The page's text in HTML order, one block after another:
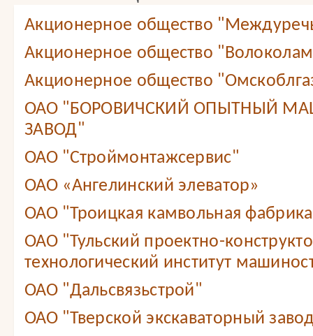
Акционерное общество
Акционерное общество
Акционерное общество
ОАО "БОРОВИЧСКИЙ ОПЫТНЫЙ
ЗАВОД"
ОАО "Строймонтажсервис"
ОАО «Ангелинский элеватор»
ОАО "Троицкая камвольная
ОАО "Тульский проектно-
технологический институт
ОАО "Дальсвязьстрой"
ОАО "Тверской экскаваторный